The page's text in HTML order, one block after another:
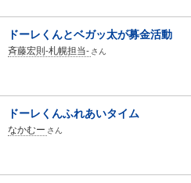
ドーレくんとベガッ太が募金活動
斉藤宏則-札幌担当- さん
ドーレくんふれあいタイム
なかむー さん